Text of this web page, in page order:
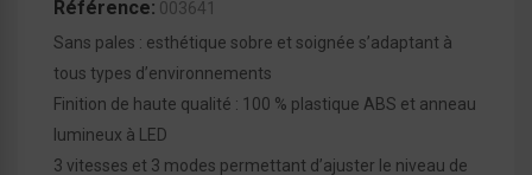
Référence: 003641
Sans pales : esthétique sobre et soignée s’adaptant à
tous types d’environnements
Finition de haute qualité : 100 % plastique ABS et anneau
lumineux à LED
3 vitesses et 3 modes permettant d’ajuster le niveau de